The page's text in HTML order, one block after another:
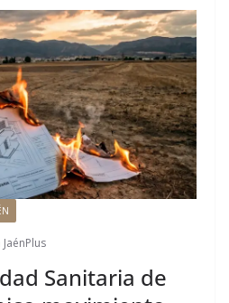
Sanitaria de